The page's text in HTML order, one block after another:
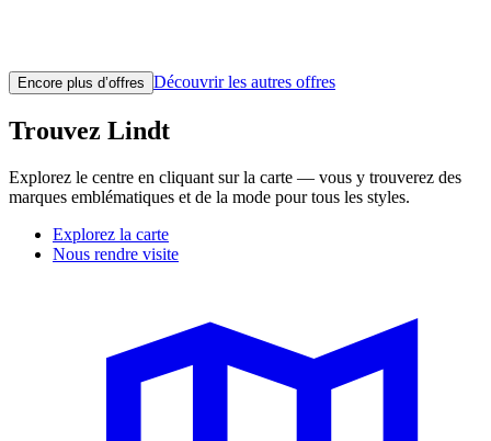
Encore plus d’offres Découvrir les autres offres
Trouvez Lindt
Explorez le centre en cliquant sur la carte — vous y trouverez des
marques emblématiques et de la mode pour tous les styles.
Explorez la carte
Nous rendre visite